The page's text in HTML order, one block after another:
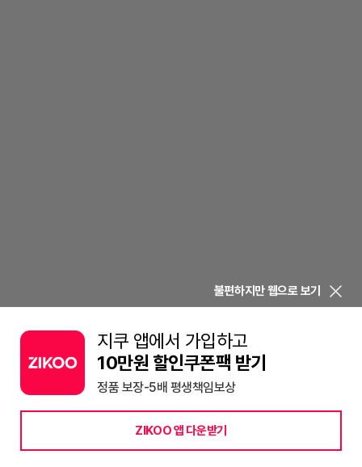
불편하지만 웹으로 보기
지쿠 앱에서 가입하고
10만원 할인쿠폰팩 받기
정품 보장-5배 평생책임보상
ZIKOO 앱 다운받기